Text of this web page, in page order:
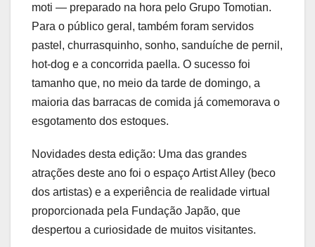
moti — preparado na hora pelo Grupo Tomotian.
Para o público geral, também foram servidos
pastel, churrasquinho, sonho, sanduíche de pernil,
hot-dog e a concorrida paella. O sucesso foi
tamanho que, no meio da tarde de domingo, a
maioria das barracas de comida já comemorava o
esgotamento dos estoques.
Novidades desta edição: Uma das grandes
atrações deste ano foi o espaço Artist Alley (beco
dos artistas) e a experiência de realidade virtual
proporcionada pela Fundação Japão, que
despertou a curiosidade de muitos visitantes.